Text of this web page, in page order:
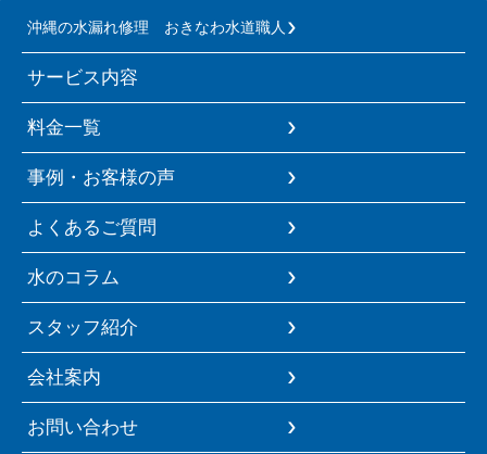
沖縄の水漏れ修理 おきなわ水道職人
サービス内容
料金一覧
事例・お客様の声
よくあるご質問
水のコラム
スタッフ紹介
会社案内
お問い合わせ